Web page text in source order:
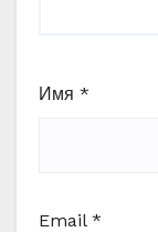
Имя *
Email *